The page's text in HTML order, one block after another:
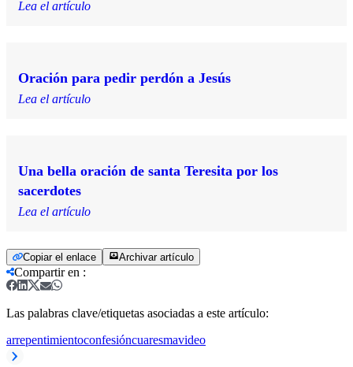
Lea el artículo
Oración para pedir perdón a Jesús
Lea el artículo
Una bella oración de santa Teresita por los
sacerdotes
Lea el artículo
Copiar el enlace Archivar artículo
Compartir en :
Las palabras clave/etiquetas asociadas a este artículo:
arrepentimientoconfesióncuaresmavideo